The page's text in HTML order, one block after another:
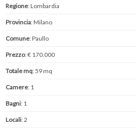
Regione: Lombardia
Provincia: Milano
Comune: Paullo
Prezzo: € 170.000
Totale mq: 59 mq
Camere: 1
Bagni: 1
Locali: 2